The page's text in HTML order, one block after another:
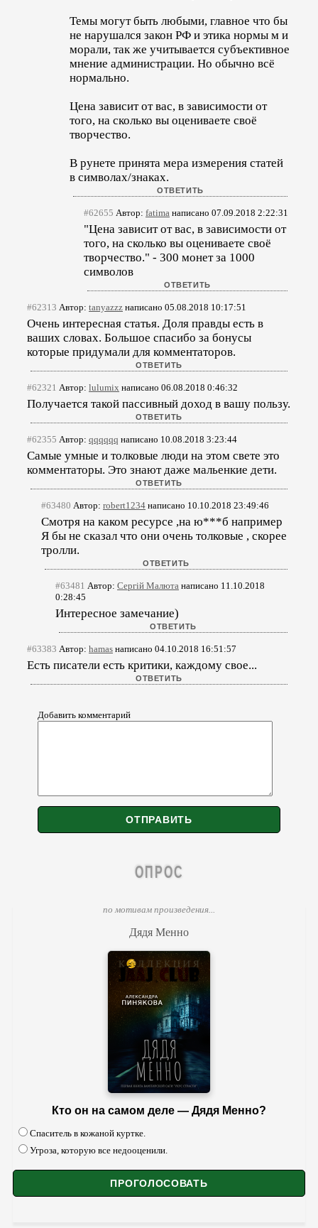
Темы могут быть любыми, главное что бы
не нарушался закон РФ и этика нормы м и
морали, так же учитывается субъективное
мнение администрации. Но обычно всё
нормально.
Цена зависит от вас, в зависимости от
того, на сколько вы оцениваете своё
творчество.
В рунете принята мера измерения статей
в символах/знаках.
#62655 Автор: fatima написано 07.09.2018 2:22:31
"Цена зависит от вас, в зависимости от
того, на сколько вы оцениваете своё
творчество." - 300 монет за 1000
символов
#62313 Автор: tanyazzz написано 05.08.2018 10:17:51
Очень интересная статья. Доля правды есть в
ваших словах. Большое спасибо за бонусы
которые придумали для комментаторов.
#62321 Автор: lulumix написано 06.08.2018 0:46:32
Получается такой пассивный доход в вашу пользу.
#62355 Автор: qqqqqq написано 10.08.2018 3:23:44
Самые умные и толковые люди на этом свете это
комментаторы. Это знают даже мальенкие дети.
#63480 Автор: robert1234 написано 10.10.2018 23:49:46
Смотря на каком ресурсе ,на ю***б например
Я бы не сказал что они очень толковые , скорее
тролли.
#63481 Автор: Сергій Малюта написано 11.10.2018
0:28:45
Интересное замечание)
#63383 Автор: hamas написано 04.10.2018 16:51:57
Есть писатели есть критики, каждому свое...
Добавить комментарий
ОПРОС
по мотивам произведения...
Дядя Менно
Кто он на самом деле — Дядя Менно?
Спаситель в кожаной куртке.
Угроза, которую все недооценили.